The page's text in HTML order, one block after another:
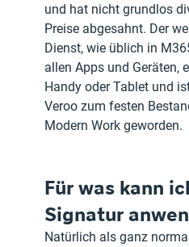
und hat nicht grundlos
Preise abgesahnt. Der
Dienst, wie üblich in
allen Apps und Geräten,
Handy oder Tablet und
Veroo zum festen
Modern Work geworden.
Für was kann
Signatur
Natürlich als ganz